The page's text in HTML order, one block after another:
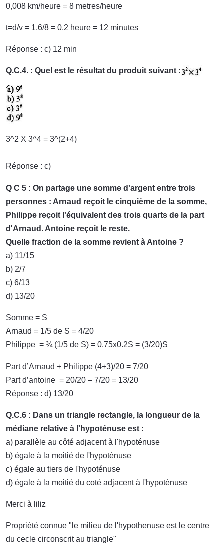
0,008 km/heure = 8 metres/heure
t=d/v = 1,6/8 = 0,2 heure = 12 minutes
Réponse : c) 12 min
Q.C.4. : Quel est le résultat du produit suivant :
3^2 X 3^4 = 3^(2+4)
Réponse : c)
Q C 5 : On partage une somme d'argent entre trois
personnes : Arnaud reçoit le cinquième de la somme,
Philippe reçoit l'équivalent des trois quarts de la part
d'Arnaud. Antoine reçoit le reste.
Quelle fraction de la somme revient à Antoine ?
a) 11/15
b) 2/7
c) 6/13
d) 13/20
Somme = S
Arnaud = 1/5 de S = 4/20
Philippe = ¾ (1/5 de S) = 0.75x0.2S = (3/20)S
Part d’Arnaud + Philippe (4+3)/20 = 7/20
Part d’antoine = 20/20 – 7/20 = 13/20
Réponse : d) 13/20
Q.C.6 : Dans un triangle rectangle, la longueur de la
médiane relative à l'hypoténuse est :
a) parallèle au côté adjacent à l'hypoténuse
b) égale à la moitié de l'hypoténuse
c) égale au tiers de l'hypoténuse
d) égale à la moitié du coté adjacent à l'hypoténuse
Merci à liliz
Propriété connue "le milieu de l'hypothenuse est le centre
du cecle circonscrit au triangle"